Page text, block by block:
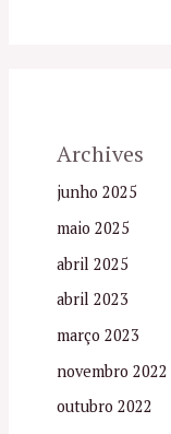
Archives
junho 2025
maio 2025
abril 2025
abril 2023
março 2023
novembro 2022
outubro 2022